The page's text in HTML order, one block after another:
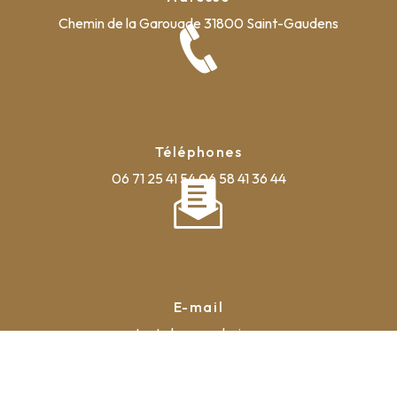
Chemin de la Garouade 31800 Saint-Gaudens
Téléphones
06 71 25 41 5406 58 41 36 44
E-mail
contact@la-pyrauboise.com